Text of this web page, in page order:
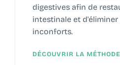
digestives afin de
intestinale et
inconforts.
DÉCOUVRIR LA